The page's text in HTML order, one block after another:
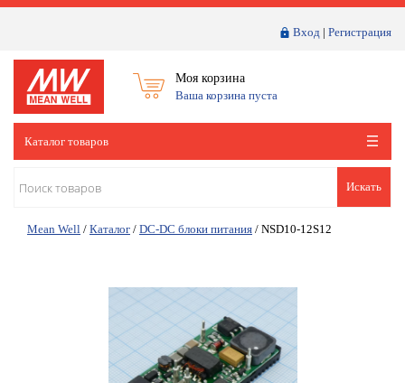
Вход | Регистрация
Моя корзина
Ваша корзина пуста
Каталог товаров
Искать
Mean Well / Каталог / DC-DC блоки питания / NSD10-12S12